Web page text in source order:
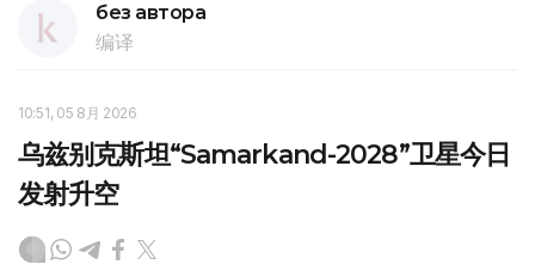
без автора
编译
10:51, 05 8月 2026
乌兹别克斯坦“Samarkand-2028”卫星今日
发射升空